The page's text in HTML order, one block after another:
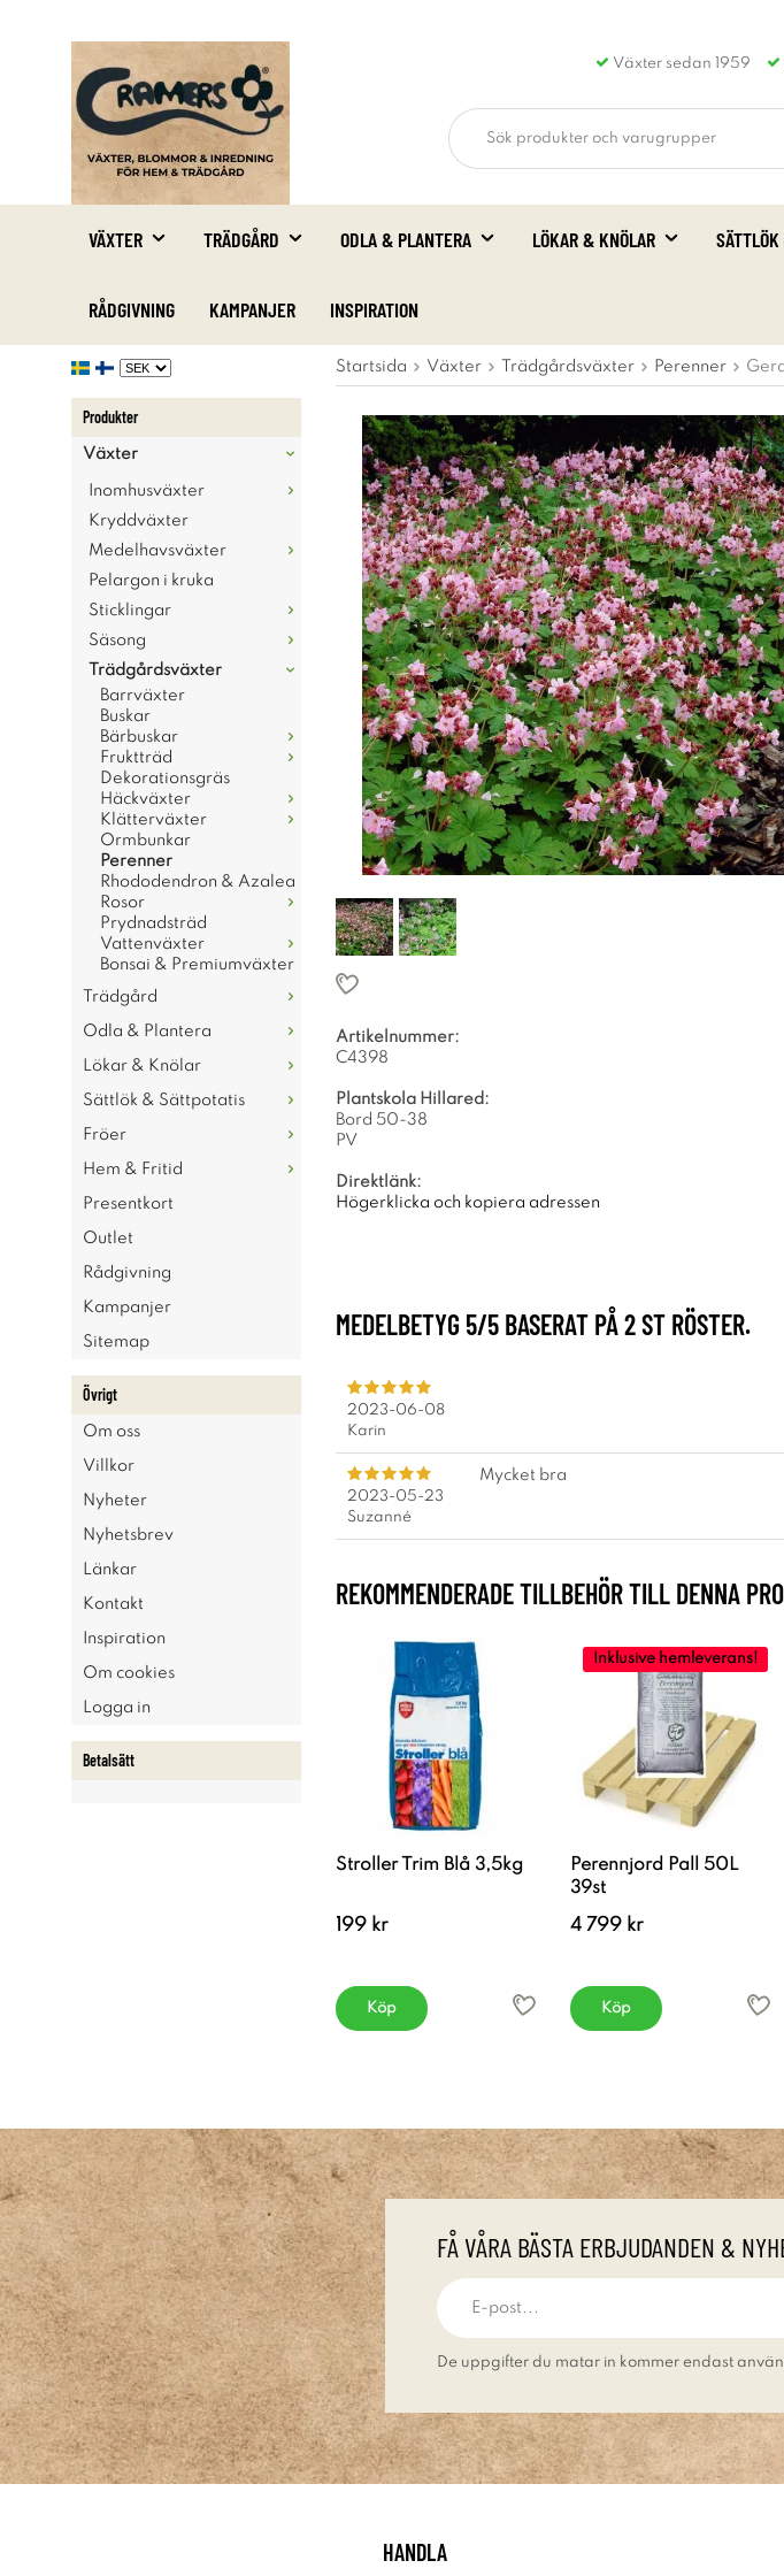
Växter sedan 1959
VÄXTER TRÄDGÅRD ODLA & PLANTERA LÖKAR & KNÖLAR
RÅDGIVNING KAMPANJER INSPIRATION
Produkter
Växter
Inomhusväxter
Kryddväxter
Medelhavsväxter
Pelargon i kruka
Sticklingar
Säsong
Trädgårdsväxter
Barrväxter
Buskar
Bärbuskar
Fruktträd
Dekorationsgräs
Häckväxter
Klätterväxter
Ormbunkar
Perenner
Rhododendron & Azalea
Rosor
Prydnadsträd
Vattenväxter
Bonsai & Premiumväxter
Trädgård
Odla & Plantera
Lökar & Knölar
Sättlök & Sättpotatis
Fröer
Hem & Fritid
Presentkort
Outlet
Rådgivning
Kampanjer
Sitemap
Övrigt
Om oss
Villkor
Nyheter
Nyhetsbrev
Länkar
Kontakt
Inspiration
Om cookies
Logga in
Betalsätt
Startsida Växter Trädgårdsväxter Perenner
Artikelnummer:
C4398
Plantskola Hillared:
Bord 50-38
PV
Direktlänk:
Högerklicka och kopiera adressen
MEDELBETYG 5/5 BASERAT PÅ2ST RÖSTER.
2023-06-08
Karin
2023-05-23
Suzanné
Mycket bra
REKOMMENDERADE TILLBEHÖR TILL DENNA
Stroller Trim Blå 3,5kg
199 kr
Köp
Inklusive hemleverans!
Perennjord Pall 50L
39st
4 799 kr
Köp
FÅ VÅRA BÄSTA ERBJUDANDEN &
De uppgifter du matar in kommer endast
HANDLA